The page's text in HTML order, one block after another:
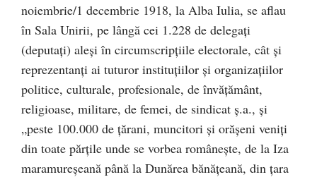
noiembrie/1 decembrie 1918, la Alba Iulia, se aflau
în Sala Unirii, pe lângă cei 1.228 de delegaţi
(deputaţi) aleşi în circumscripţiile electorale, cât şi
reprezentanţi ai tuturor instituţiilor şi organizaţiilor
politice, culturale, profesionale, de învăţământ,
religioase, militare, de femei, de sindicat ş.a., şi
„peste 100.000 de ţărani, muncitori şi orăşeni veniţi
din toate părţile unde se vorbea româneşte, de la Iza
maramureşeană până la Dunărea bănăţeană, din ţara